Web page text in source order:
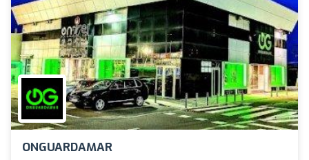
ONGUARDAMAR